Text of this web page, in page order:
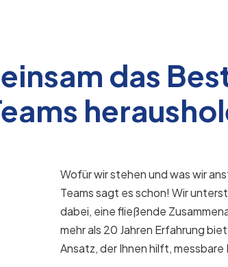
das
Wofür wir stehen und was wir
Teams sagt es schon! Wir
dabei, eine fließende
mehr als 20 Jahren Erfahrung
Ansatz, der Ihnen hilft,